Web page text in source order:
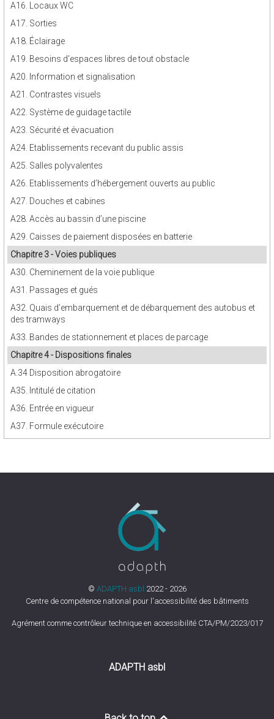
A16. Locaux WC
A17. Sorties
A18. Éclairage
A19. Besoins d’espaces libres de tout obstacle
A20. Information et signalisation
A21. Contrastes visuels
A22. Système de guidage tactile
A23. Sécurité et évacuation
A24. Etablissements recevant du public assis
A25. Salles polyvalentes
A26. Etablissements d’hébergement ouverts au public
A27. Douches et cabines
A28. Accès au bassin d’une piscine
A29. Caisses de paiement disposées en batterie
Chapitre 3 - Voies publiques
A30. Cheminement de la voie publique
A31. Passages et gués
A32. Quais d’embarquement et de débarquement des autobus et
des tramways
A33. Bandes de stationnement et places de parcage
Chapitre 4 - Dispositions finales
A.34 Disposition abrogatoire
A35. Intitulé de citation
A36. Entrée en vigueur
A37. Formule exécutoire
© ADAPTH asbl 2022 - 2026
Centre de compétence national pour l'accessibilité des bâtiments
Agrément comme contrôleur technique en accessibilité CTA/PM/2023/017
ADAPTH asbl